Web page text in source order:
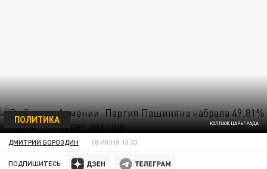
КОЛЛАЖ ЦАРЬГРАДА
ПОЛИТИКА
ДМИТРИЙ БОРОЗДИН 08 ИЮНЯ 10:33
ПОДПИШИТЕСЬ: